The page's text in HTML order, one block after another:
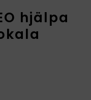
hjälpa